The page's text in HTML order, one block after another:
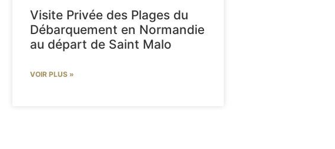
Visite Privée des Plages du
Débarquement en Normandie
au départ de Saint Malo
VOIR PLUS »